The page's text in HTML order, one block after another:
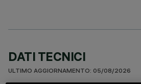
DATI TECNICI
ULTIMO AGGIORNAMENTO: 05/08/2026